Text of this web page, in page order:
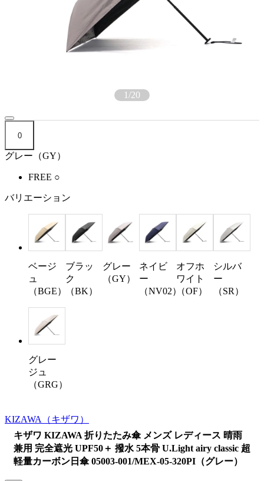
1/20
0
グレー（GY）
FREE ○
バリエーション
ベージ
ュ
（BGE）
ブラッ
ク
（BK）
グレー
（GY）
ネイビ
ー
（NV02）
オフホ
ワイト
（OF）
シルバ
ー
（SR）
グレー
ジュ
（GRG）
KIZAWA
（キザワ）
キザワ KIZAWA 折りたたみ傘 メンズ レディース 晴雨
兼用 完全遮光 UPF50＋ 撥水 5本骨 U.Light airy classic 超
軽量カーボン日傘 05003-001/MEX-05-320PI（グレー）